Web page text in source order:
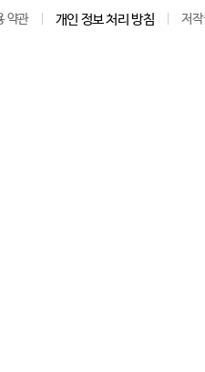
약관 개인 정보 처리 방침 저